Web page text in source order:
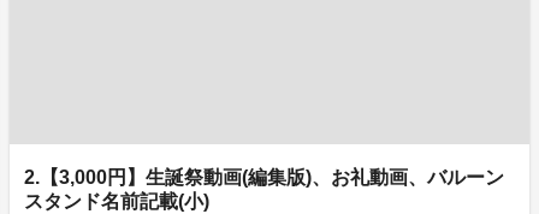
2.【3,000円】生誕祭動画(編集版)、お礼動画、バルーン
スタンド名前記載(小)